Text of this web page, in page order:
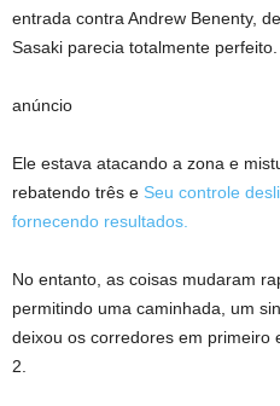
entrada contra Andrew Benenty,
Sasaki parecia totalmente perfeito.
anúncio
Ele estava atacando a zona e
rebatendo três e Seu controle
fornecendo resultados.
No entanto, as coisas mudaram
permitindo uma caminhada, um
deixou os corredores em primeiro
2.